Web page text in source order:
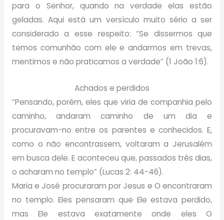
para o Senhor, quando na verdade elas estão
geladas. Aqui está um versículo muito sério a ser
considerado a esse respeito: “Se dissermos que
temos comunhão com ele e andarmos em trevas,
mentimos e não praticamos a verdade” (1 João 1:6).
Achados e perdidos
“Pensando, porém, eles que viria de companhia pelo
caminho, andaram caminho de um dia e
procuravam-no entre os parentes e conhecidos. E,
como o não encontrassem, voltaram a Jerusalém
em busca dele. E aconteceu que, passados três dias,
o acharam no templo” (Lucas 2: 44-46).
Maria e José procuraram por Jesus e O encontraram
no templo. Eles pensaram que Ele estava perdido,
mas Ele estava exatamente onde eles O